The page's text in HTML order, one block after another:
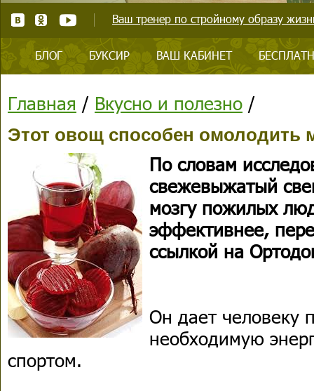
Ваш тренер по стройному образу
БЛОГ БУКСИР ВАШ КАБИНЕТ
Главная / Вкусно и полезно /
Этот овощ способен омолодить
По словам
свежевыжатый
мозгу пожилых
эффективнее,
ссылкой на
Он дает человеку
необходимую
спортом.